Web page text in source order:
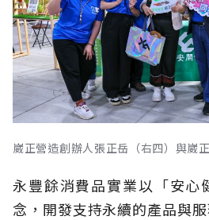
崴正營造創辦人張正岳（右四）與崴
永豐餘消費品實業以「安心
念，開發支持永續的產品與